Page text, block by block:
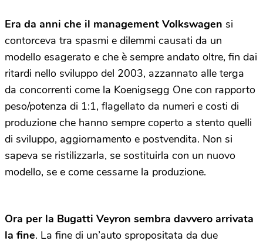
Era da anni che il management Volkswagen si
contorceva tra spasmi e dilemmi causati da un
modello esagerato e che è sempre andato oltre, fin dai
ritardi nello sviluppo del 2003, azzannato alle terga
da concorrenti come la Koenigsegg One con rapporto
peso/potenza di 1:1, flagellato da numeri e costi di
produzione che hanno sempre coperto a stento quelli
di sviluppo, aggiornamento e postvendita. Non si
sapeva se ristilizzarla, se sostituirla con un nuovo
modello, se e come cessarne la produzione.
Ora per la Bugatti Veyron sembra davvero arrivata
la fine. La fine di un’auto spropositata da due